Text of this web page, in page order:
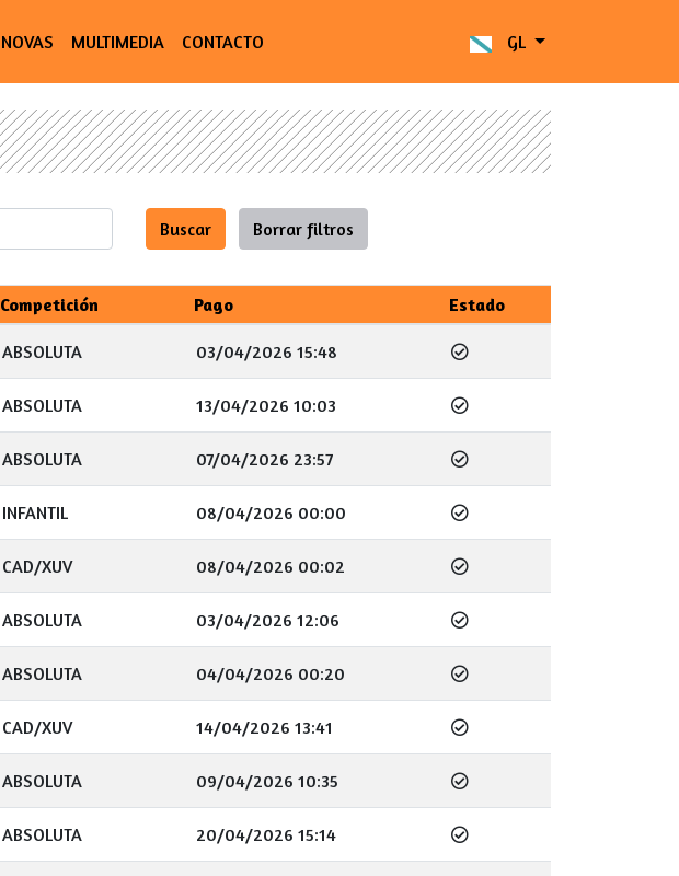
NOVAS MULTIMEDIA CONTACTO GL
Competición Pago Estado
ABSOLUTA 03/04/2026 15:48
ABSOLUTA 13/04/2026 10:03
ABSOLUTA 07/04/2026 23:57
INFANTIL 08/04/2026 00:00
CAD/XUV 08/04/2026 00:02
ABSOLUTA 03/04/2026 12:06
ABSOLUTA 04/04/2026 00:20
CAD/XUV 14/04/2026 13:41
ABSOLUTA 09/04/2026 10:35
ABSOLUTA 20/04/2026 15:14